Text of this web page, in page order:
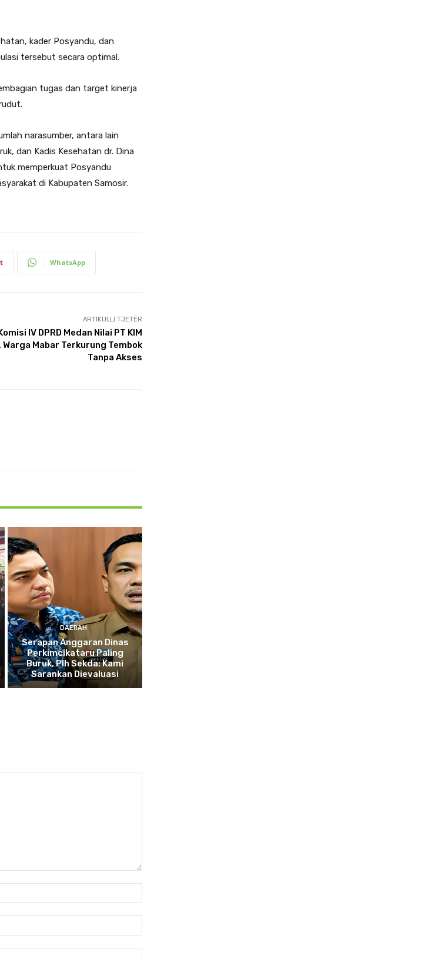
kader Posyandu, dan
tersebut secara optimal.
tugas dan target kinerja
narasumber, antara lain
dan Kadis Kesehatan dr. Dina
memperkuat Posyandu
di Kabupaten Samosir.
WhatsApp
ARTIKULLI TJETËR
IV DPRD Medan Nilai PT KIM
Warga Mabar Terkurung Tembok
Tanpa Akses
DAERAH
Serapan Anggaran Dinas
Perkimcikataru Paling
Buruk, Plh Sekda: Kami
Sarankan Dievaluasi